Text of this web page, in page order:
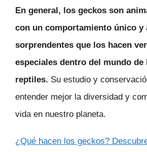
En general, los geckos son
con un comportamiento único y
sorprendentes que los hacen
especiales dentro del mundo
reptiles. Su estudio y
entender mejor la diversidad y
vida en nuestro planeta.
¿Qué hacen los geckos?